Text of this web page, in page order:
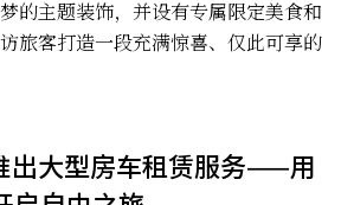
的主题装饰，并设有专属限定美食和
旅客打造一段充满惊喜、仅此可享的
出大型房车租赁服务——用